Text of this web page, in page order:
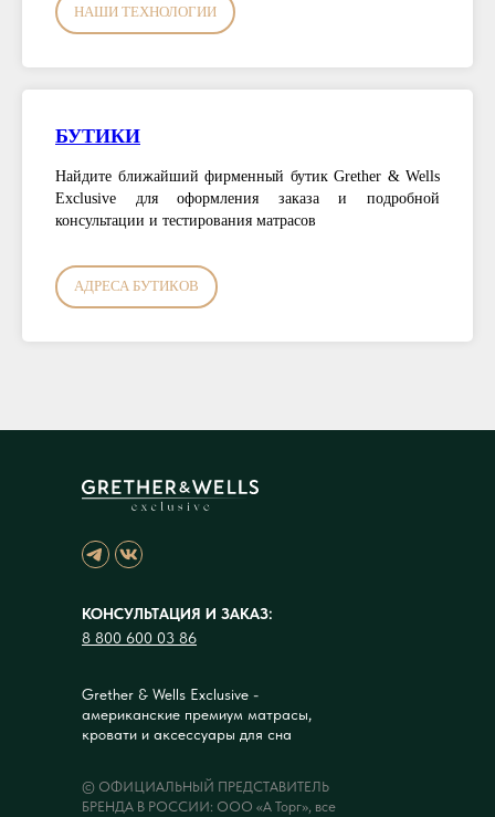
НАШИ ТЕХНОЛОГИИ
БУТИКИ
Найдите ближайший фирменный бутик Grether & Wells
Exclusive для оформления заказа и подробной
консультации и тестирования матрасов
АДРЕСА БУТИКОВ
КОНСУЛЬТАЦИЯ И ЗАКАЗ:
8 800 600 03 86
Grether & Wells Exclusive -
американские премиум матрасы,
кровати и аксессуары для сна
© ОФИЦИАЛЬНЫЙ ПРЕДСТАВИТЕЛЬ
БРЕНДА В РОССИИ: ООО «А Торг», все